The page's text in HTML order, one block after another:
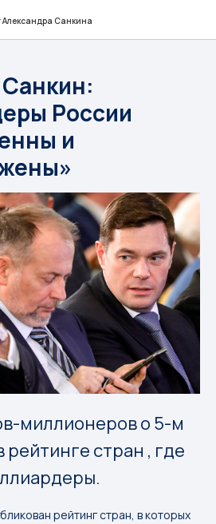
Александра Санкина
России
и
миллионеров о 5-м
рейтинге стран , где
рейтинг стран, в которых